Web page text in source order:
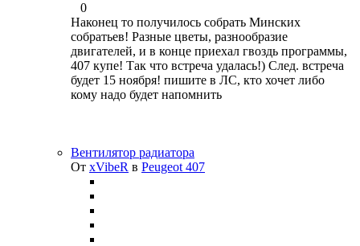
0
Наконец то получилось собрать Минских
собратьев! Разные цветы, разнообразие
двигателей, и в конце приехал гвоздь программы,
407 купе! Так что встреча удалась!) След. встреча
будет 15 ноября! пишите в ЛС, кто хочет либо
кому надо будет напомнить
Вентилятор радиатора
От xVibeR в Peugeot 407